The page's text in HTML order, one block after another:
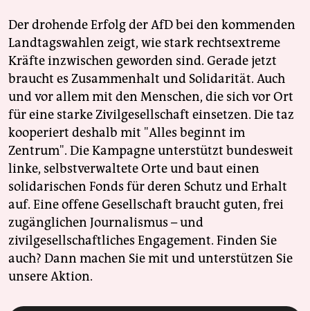
Der drohende Erfolg der AfD bei den kommenden
Landtagswahlen zeigt, wie stark rechtsextreme
Kräfte inzwischen geworden sind. Gerade jetzt
braucht es Zusammenhalt und Solidarität. Auch
und vor allem mit den Menschen, die sich vor Ort
für eine starke Zivilgesellschaft einsetzen. Die taz
kooperiert deshalb mit "Alles beginnt im
Zentrum". Die Kampagne unterstützt bundesweit
linke, selbstverwaltete Orte und baut einen
solidarischen Fonds für deren Schutz und Erhalt
auf. Eine offene Gesellschaft braucht guten, frei
zugänglichen Journalismus – und
zivilgesellschaftliches Engagement. Finden Sie
auch? Dann machen Sie mit und unterstützen Sie
unsere Aktion.